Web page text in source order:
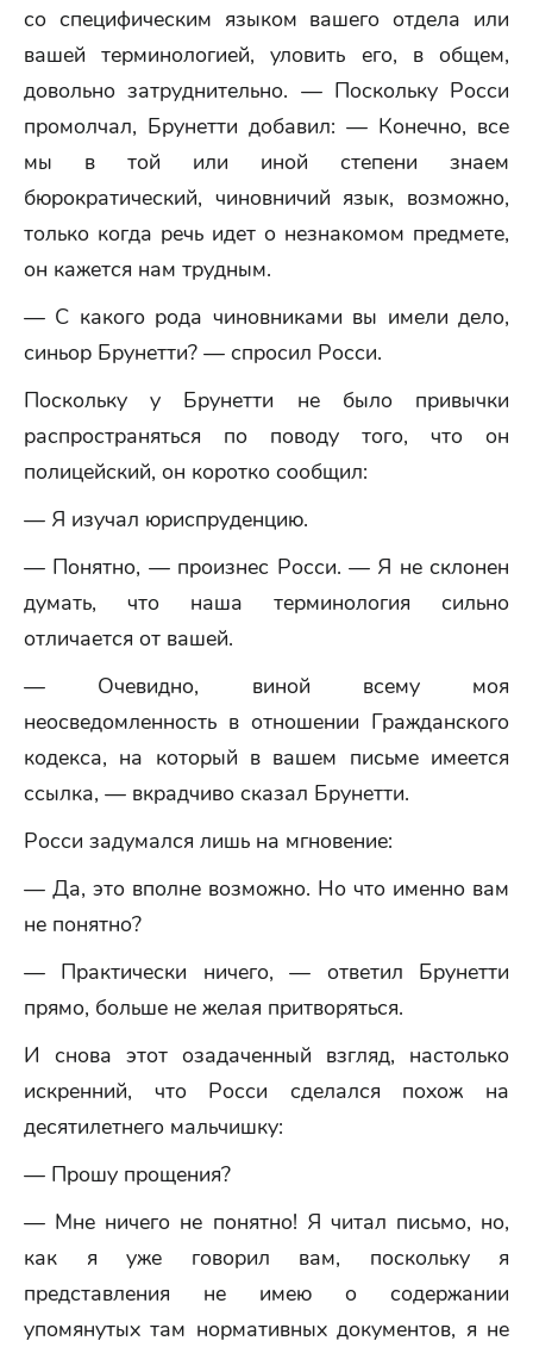
со специфическим языком вашего отдела или
вашей терминологией, уловить его, в общем,
довольно затруднительно. — Поскольку Росси
промолчал, Брунетти добавил: — Конечно, все
мы в той или иной степени знаем
бюрократический, чиновничий язык, возможно,
только когда речь идет о незнакомом предмете,
он кажется нам трудным.
— С какого рода чиновниками вы имели дело,
синьор Брунетти? — спросил Росси.
Поскольку у Брунетти не было привычки
распространяться по поводу того, что он
полицейский, он коротко сообщил:
— Я изучал юриспруденцию.
— Понятно, — произнес Росси. — Я не склонен
думать, что наша терминология сильно
отличается от вашей.
— Очевидно, виной всему моя
неосведомленность в отношении Гражданского
кодекса, на который в вашем письме имеется
ссылка, — вкрадчиво сказал Брунетти.
Росси задумался лишь на мгновение:
— Да, это вполне возможно. Но что именно вам
не понятно?
— Практически ничего, — ответил Брунетти
прямо, больше не желая притворяться.
И снова этот озадаченный взгляд, настолько
искренний, что Росси сделался похож на
десятилетнего мальчишку:
— Прошу прощения?
— Мне ничего не понятно! Я читал письмо, но,
как я уже говорил вам, поскольку я
представления не имею о содержании
упомянутых там нормативных документов, я не